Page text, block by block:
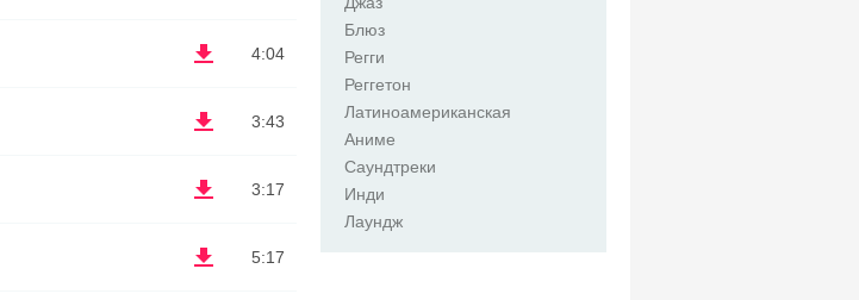
4:04
3:43
3:17
5:17
Блюз
Регги
Реггетон
Латиноамериканская
Аниме
Саундтреки
Инди
Лаундж